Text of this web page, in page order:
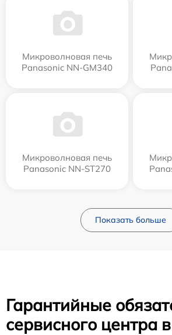
Микроволновая печь
Panasonic NN-GM340
Микроволновая печь
Panasonic NN-ST270
Показать больше
Гарантийные
сервисного центра